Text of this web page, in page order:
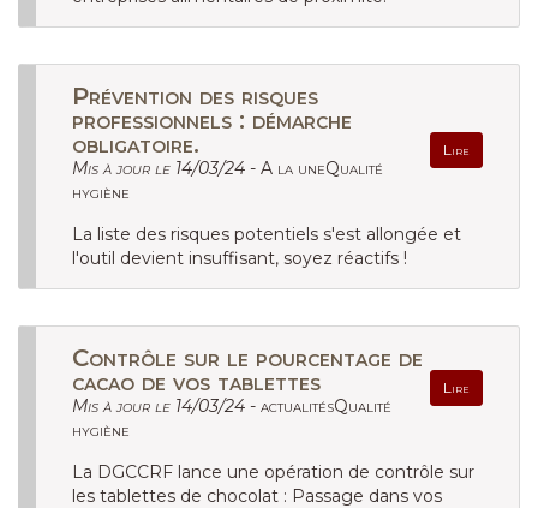
Prévention des risques
professionnels : démarche
obligatoire.
Lire
Mis à jour le 14/03/24 - A la uneQualité
hygiène
La liste des risques potentiels s'est allongée et
l'outil devient insuffisant, soyez réactifs !
Contrôle sur le pourcentage de
cacao de vos tablettes
Lire
Mis à jour le 14/03/24 - actualitésQualité
hygiène
La DGCCRF lance une opération de contrôle sur
les tablettes de chocolat : Passage dans vos